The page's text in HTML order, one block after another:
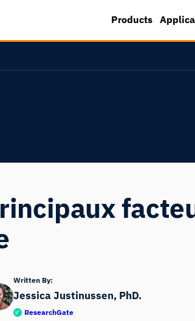
Products
Written By:
Jessica Justinussen, PhD.
ResearchGate